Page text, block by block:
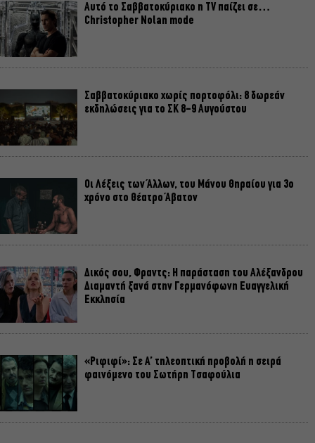
Αυτό το Σαββατοκύριακο η TV παίζει σε…
Christopher Nolan mode
Σαββατοκύριακο χωρίς πορτοφόλι: 8 δωρεάν
εκδηλώσεις για το ΣΚ 8-9 Αυγούστου
Οι Λέξεις των Άλλων, του Μάνου Θηραίου για 3ο
χρόνο στο Θέατρο Άβατον
Δικός σου, Φραντς: Η παράσταση του Αλέξανδρου
Διαμαντή ξανά στην Γερμανόφωνη Ευαγγελική
Εκκλησία
«Ριφιφί»: Σε Α’ τηλεοπτική προβολή η σειρά
φαινόμενο του Σωτήρη Τσαφούλια